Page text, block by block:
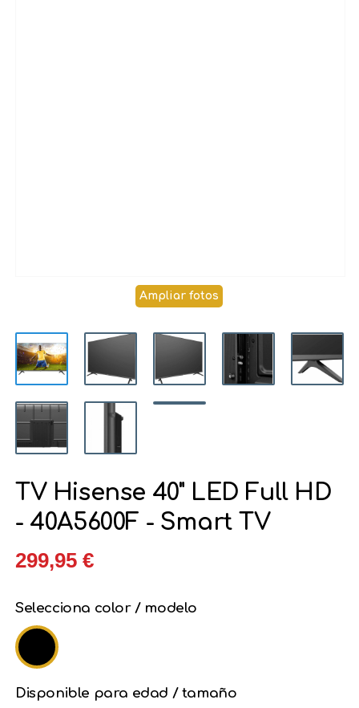
Ampliar fotos
TV Hisense 40" LED Full HD
- 40A5600F - Smart TV
299,95 €
Selecciona color / modelo
Disponible para edad / tamaño